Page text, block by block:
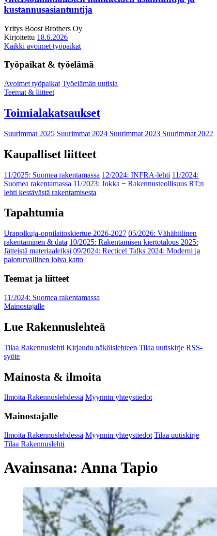
kustannusasiantuntija
Yritys Boost Brothers Oy
Kirjoitettu 18.6.2026
Kaikki avoimet työpaikat
Työpaikat & työelämä
Avoimet työpaikat Työelämän uutisia
Teemat & liitteet
Toimialakatsaukset
Suurimmat 2025 Suurimmat 2024 Suurimmat 2023 Suurimmat 2022
Kaupalliset liitteet
11/2025: Suomea rakentamassa 12/2024: INFRA-lehti 11/2024:
Suomea rakentamassa 11/2023: Jokka − Rakennusteollisuus RT:n
lehti kestävästä rakentamisesta
Tapahtumia
Urapolkuja-oppilaitoskiertue 2026-2027 05/2026: Vähähiilinen
rakentaminen & data 10/2025: Rakentamisen kiertotalous 2025:
Jätteistä materiaaleiksi 09/2024: Recticel Talks 2024: Moderni ja
paloturvallinen loiva katto
Teemat ja liitteet
11/2024: Suomea rakentamassa
Mainostajalle
Lue Rakennuslehteä
Tilaa Rakennuslehti Kirjaudu näköislehteen Tilaa uutiskirje RSS-
syöte
Mainosta & ilmoita
Ilmoita Rakennuslehdessä Myynnin yhteystiedot
Mainostajalle
Ilmoita Rakennuslehdessä Myynnin yhteystiedot Tilaa uutiskirje
Tilaa Rakennuslehti
Avainsana: Anna Tapio